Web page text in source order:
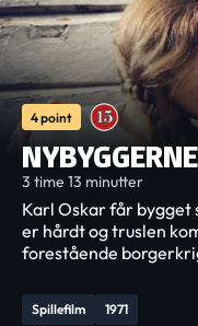
4 point
NYBYGGERNE
3 time 13 minutter
Spillefilm 1971
Karl Oskar får bygget
er hårdt og truslen
forestående